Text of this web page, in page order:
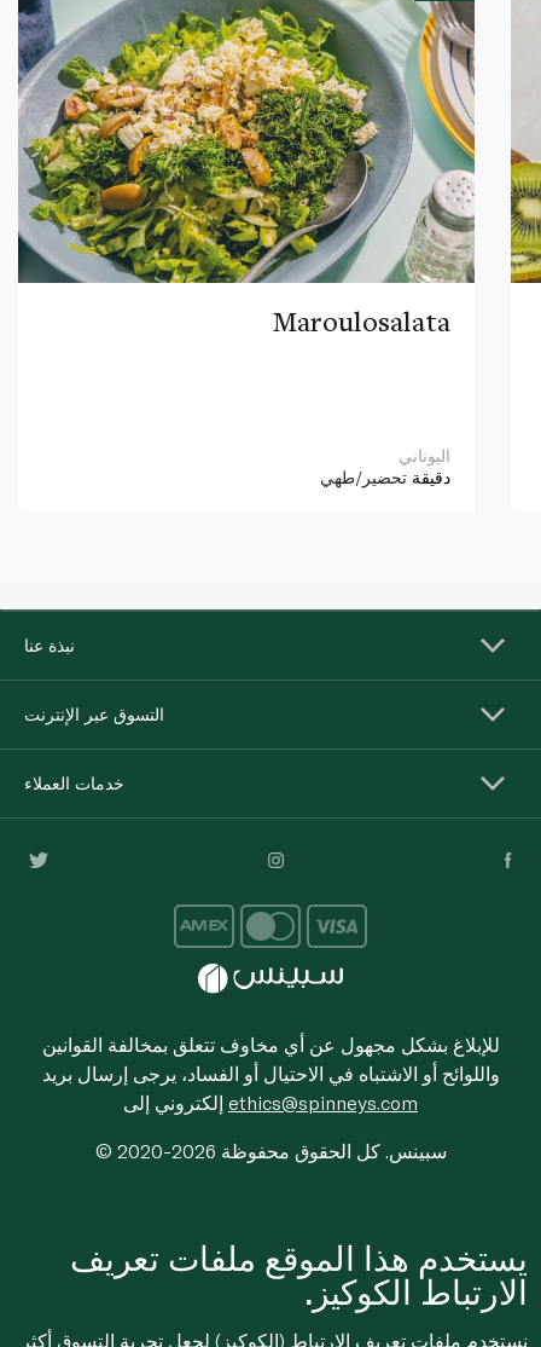
Maroulosalata
اليوناني
دقيقة تحضير/طهي
نبذة عنا
التسوق عبر الإنترنت
خدمات العملاء
للإبلاغ بشكل مجهول عن أي مخاوف تتعلق بمخالفة القوانين
واللوائح أو الاشتباه في الاحتيال أو الفساد، يرجى إرسال بريد
ethics@spinneys.com
© 2020-2026 سبينس. كل الحقوق محفوظة
يستخدم هذا الموقع ملفات تعريف
الارتباط الكوكيز.
نستخدم ملفات تعريف الارتباط (الكوكيز) لجعل تجربة التسوق أكثر